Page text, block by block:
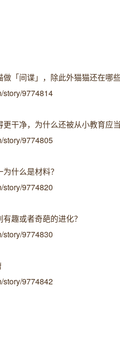
「间谍」，除此外猫猫还在哪
story/9774814
干净，为什么还被从小教育应
story/9774805
什么是材料？
story/9774820
趣或者奇葩的进化？
story/9774830
story/9774842